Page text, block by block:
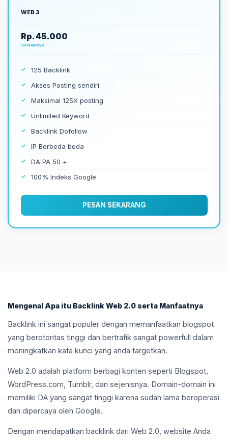
WEB 3
Rp. 45.000
Selamanya
125 Backlink
Akses Posting sendiri
Maksimal 125X posting
Unlimited Keyword
Backlink Dofollow
IP Berbeda beda
DA PA 50 +
100% Indeks Google
PESAN SEKARANG
Mengenal Apa itu Backlink Web 2.0 serta Manfaatnya
Backlink ini sangat populer dengan memanfaatkan blogspot
yang berotoritas tinggi dan bertrafik sangat powerfull dalam
meningkatkan kata kunci yang anda targetkan.
Web 2.0 adalah platform berbagi konten seperti Blogspot,
WordPress.com, Tumblr, dan sejenisnya. Domain-domain ini
memiliki DA yang sangat tinggi karena sudah lama beroperasi
dan dipercaya oleh Google.
Dengan mendapatkan backlink dari Web 2.0, website Anda